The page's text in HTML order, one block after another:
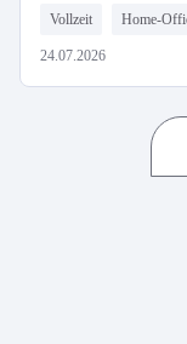
Vollzeit Home-
24.07.2026